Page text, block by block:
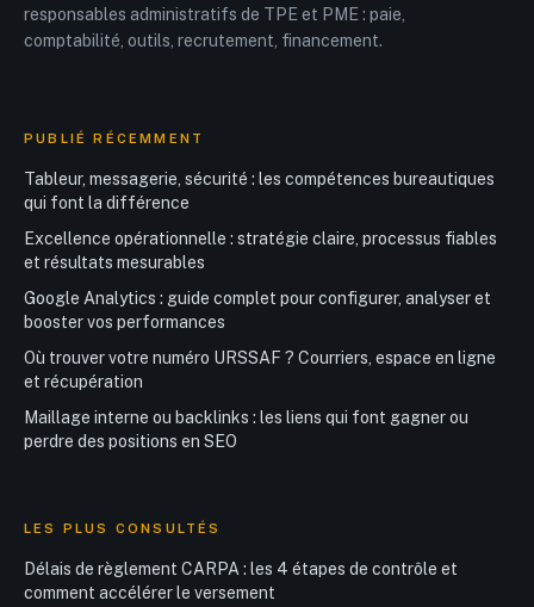
responsables administratifs de TPE et PME : paie,
comptabilité, outils, recrutement, financement.
PUBLIÉ RÉCEMMENT
Tableur, messagerie, sécurité : les compétences bureautiques
qui font la différence
Excellence opérationnelle : stratégie claire, processus fiables
et résultats mesurables
Google Analytics : guide complet pour configurer, analyser et
booster vos performances
Où trouver votre numéro URSSAF ? Courriers, espace en ligne
et récupération
Maillage interne ou backlinks : les liens qui font gagner ou
perdre des positions en SEO
LES PLUS CONSULTÉS
Délais de règlement CARPA : les 4 étapes de contrôle et
comment accélérer le versement